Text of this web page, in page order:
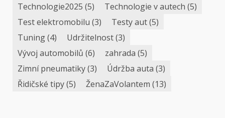
Technologie2025 (5) Technologie v autech (5)
Test elektromobilu (3) Testy aut(5)
Tuning(4) Udržitelnost(3)
Vývoj automobilů (6) zahrada (5)
Zimní pneumatiky(3) Údržba auta (3)
Řidičské tipy(5) ŽenaZaVolantem (13)